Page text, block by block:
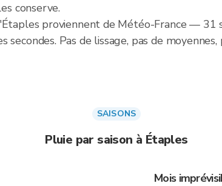
conserve.
proviennent de Météo-France — 31
Pas de lissage, pas de moyennes,
SAISONS
Pluie par saison à Étaples
Mois